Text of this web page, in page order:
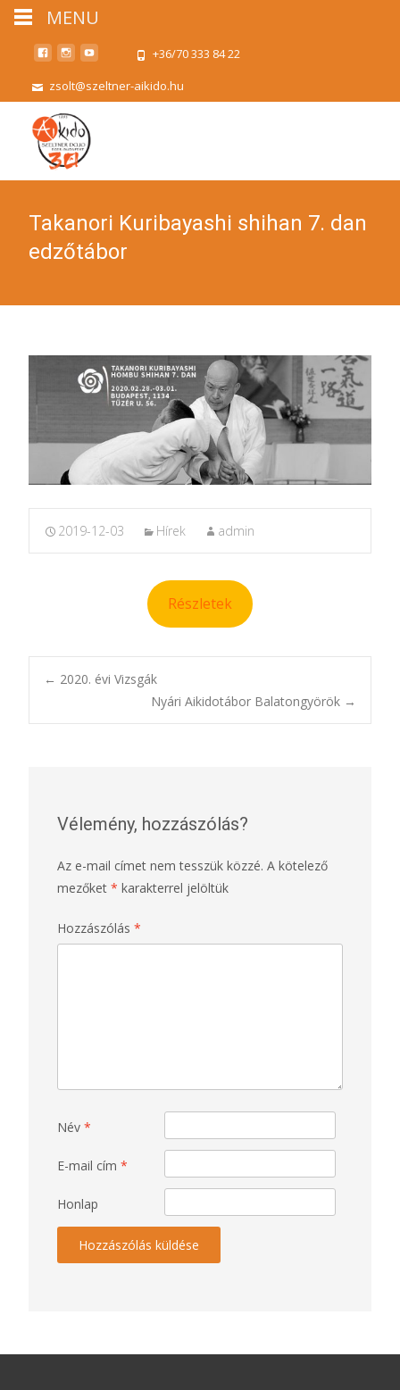
+36/70 333 84 22
zsolt@szeltner-aikido.hu
Takanori Kuribayashi shihan 7. dan
edzőtábor
2019-12-03 Hírek admin
Részletek
Post
← 2020. évi Vizsgák
Nyári Aikidotábor Balatongyörök →
Vélemény, hozzászólás?
Az e-mail címet nem tesszük közzé. A kötelező
mezőket * karakterrel jelöltük
Hozzászólás *
Név *
E-mail cím *
Honlap
MENU